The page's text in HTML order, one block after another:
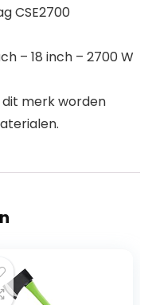
CSE2700
– 18 inch – 2700 W
merk worden